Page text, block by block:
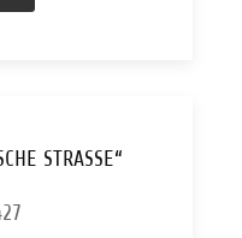
STRASSE“